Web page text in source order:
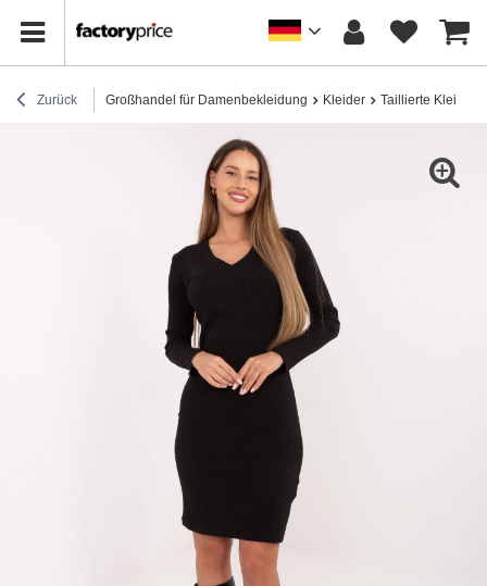
Zurück Großhandel für Damenbekleidung Kleider Taillierte Kleider